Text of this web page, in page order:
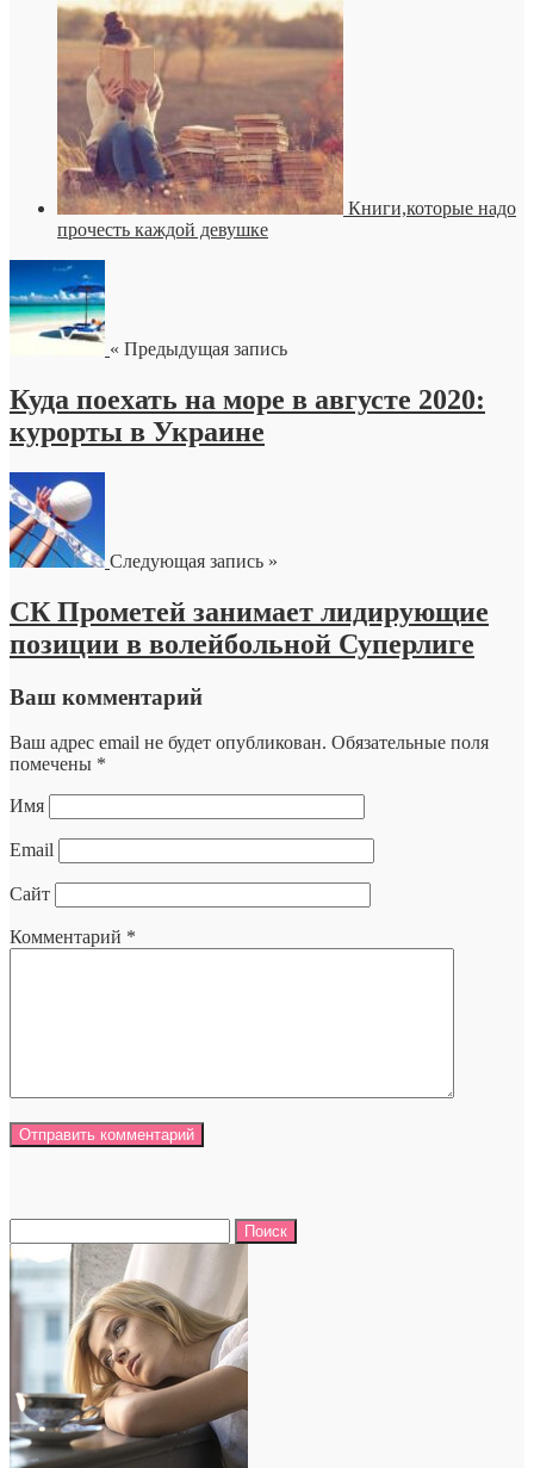
Книги,которые надо
прочесть каждой девушке
« Предыдущая запись
Куда поехать на море в августе 2020:
курорты в Украине
Следующая запись »
СК Прометей занимает лидирующие
позиции в волейбольной Суперлиге
Ваш комментарий
Ваш адрес email не будет опубликован. Обязательные поля
помечены *
Имя
Email
Сайт
Комментарий *